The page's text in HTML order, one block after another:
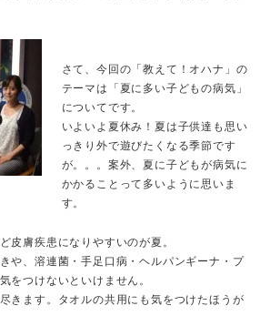
さて、今回の「教えて！オハナ」の
テーマは「夏に多い子どもの病気」
についてです。
いよいよ夏休み！夏は子供達も思い
っきり外で遊びたくなる季節です
が。。。案外、夏に子どもが病気に
かかることって多いように思いま
す。
皮膚疾患になりやすいのが夏。
や、溶連菌・手足口病・ヘルパンギーナ・プ
をつけないといけません。
きます。タオルの共用にも気をつけたほうが